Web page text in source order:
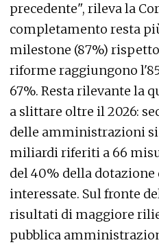
precedente", rileva la
completamento resta
milestone (87%)
riforme raggiungono
67%. Resta rilevante la
a slittare oltre il 2026:
delle amministrazioni si
miliardi riferiti a 66
del 40% della
interessate. Sul fronte
risultati di maggiore
pubblica